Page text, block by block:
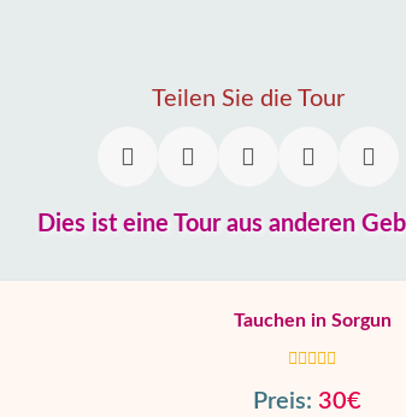
Teilen Sie die Tour
Dies ist eine Tour aus anderen
Tauchen in Sorgun
Preis: 30€